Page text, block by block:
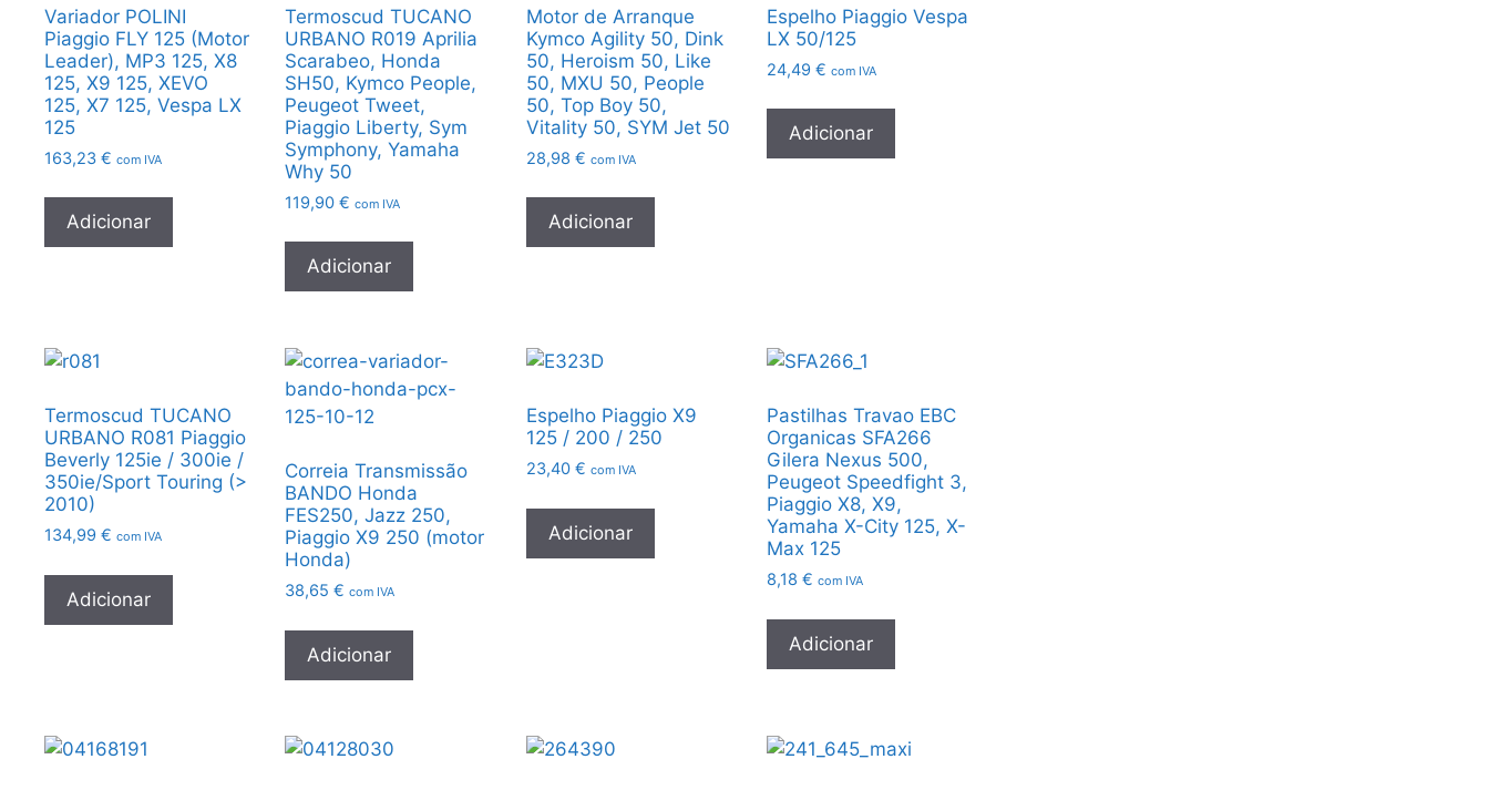
Variador POLINI
Piaggio FLY 125 (Motor
Leader), MP3 125, X8
125, X9 125, XEVO
125, X7 125, Vespa LX
125
163,23 € com IVA
Adicionar
Termoscud TUCANO
URBANO R019 Aprilia
Scarabeo, Honda
SH50, Kymco People,
Peugeot Tweet,
Piaggio Liberty, Sym
Symphony, Yamaha
Why 50
119,90€ com IVA
Adicionar
Motor de Arranque
Kymco Agility 50, Dink
50, Heroism 50, Like
50, MXU 50, People
50, Top Boy 50,
Vitality 50, SYM Jet 50
28,98 € com IVA
Adicionar
Espelho Piaggio Vespa
LX 50/125
24,49 € com IVA
Adicionar
Termoscud TUCANO
URBANO R081 Piaggio
Beverly 125ie / 300ie /
350ie/Sport Touring (>
2010)
134,99 € com IVA
Adicionar
Correia Transmissão
BANDO Honda
FES250, Jazz 250,
Piaggio X9 250 (motor
Honda)
38,65€ com IVA
Adicionar
Espelho Piaggio X9
125 / 200 / 250
23,40 € com IVA
Adicionar
Pastilhas Travao EBC
Organicas SFA266
Gilera Nexus 500,
Peugeot Speedfight 3,
Piaggio X8, X9,
Yamaha X-City 125, X-
Max 125
8,18 € com IVA
Adicionar